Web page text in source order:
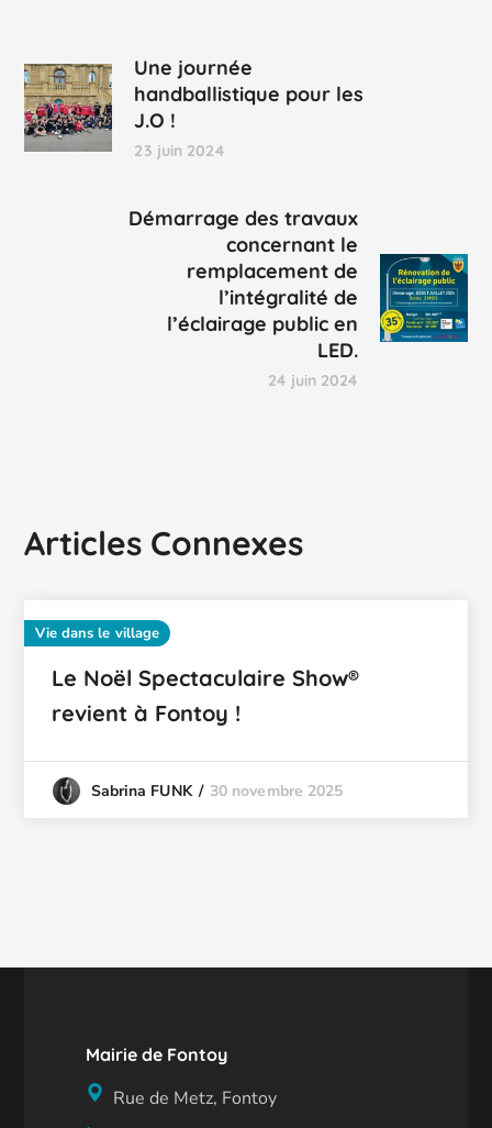
Une journée
handballistique pour les
J.O !
23 juin 2024
Démarrage des travaux
concernant le
remplacement de
l’intégralité de
l’éclairage public en
LED.
24 juin 2024
Articles Connexes
Vie dans le village
Le Noël Spectaculaire Show®
revient à Fontoy !
Sabrina FUNK 30 novembre 2025
Mairie de Fontoy
Rue de Metz, Fontoy